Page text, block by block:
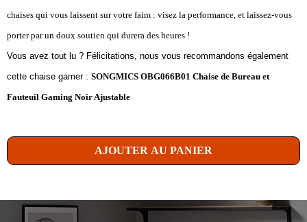
chaises qui vous laissent sur votre faim : visez la performance, et laissez-vous
porter par un doux soutien qui durera des heures !
Vous avez tout lu ? Félicitations, nous vous recommandons également
cette chaise gamer : SONGMICS OBG066B01 Chaise de Bureau et
Fauteuil Gaming Noir Ajustable
AJOUTER AU PANIER